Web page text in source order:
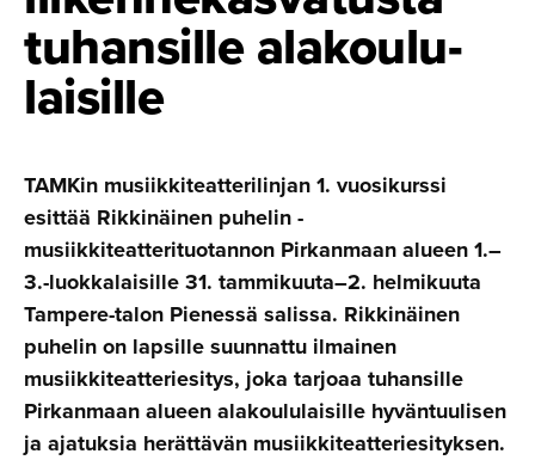
tuhansille alakoulu­
laisille
TAMKin musiikkiteatterilinjan 1. vuosikurssi
esittää Rikkinäinen puhelin -
musiikkiteatterituotannon Pirkanmaan alueen 1.–
3.-luokkalaisille 31. tammikuuta–2. helmikuuta
Tampere-talon Pienessä salissa. Rikkinäinen
puhelin on lapsille suunnattu ilmainen
musiikkiteatteriesitys, joka tarjoaa tuhansille
Pirkanmaan alueen alakoululaisille hyväntuulisen
ja ajatuksia herättävän musiikkiteatteriesityksen.